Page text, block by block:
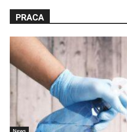
PRACA
News